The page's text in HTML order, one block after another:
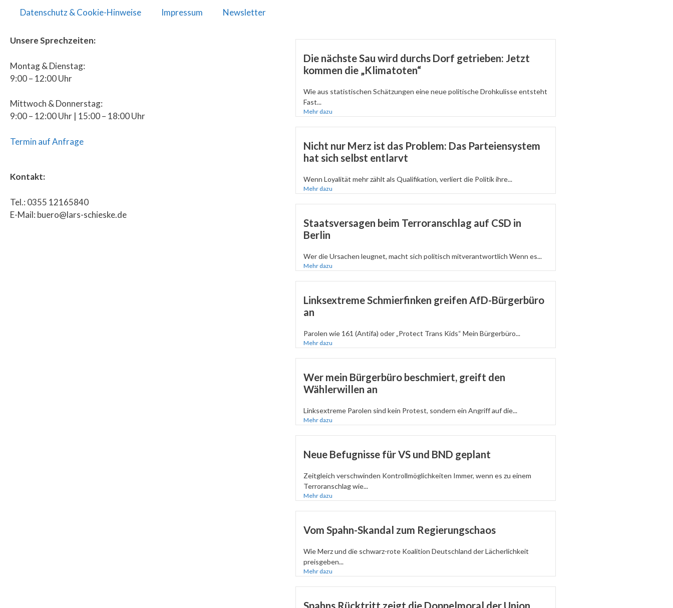
Datenschutz & Cookie-Hinweise Impressum Newsletter
Unsere Sprechzeiten:
Montag & Dienstag:
9:00 – 12:00 Uhr
Mittwoch & Donnerstag:
9:00 – 12:00 Uhr | 15:00 – 18:00 Uhr
Termin auf Anfrage
Kontakt:
Tel.: 0355 12165840
E-Mail: buero@lars-schieske.de
Die nächste Sau wird durchs Dorf getrieben: Jetzt
kommen die „Klimatoten“
Wie aus statistischen Schätzungen eine neue politische Drohkulisse entsteht
Fast...
Mehr dazu
Nicht nur Merz ist das Problem: Das Parteiensystem
hat sich selbst entlarvt
Wenn Loyalität mehr zählt als Qualifikation, verliert die Politik ihre...
Mehr dazu
Staatsversagen beim Terroranschlag auf CSD in
Berlin
Wer die Ursachen leugnet, macht sich politisch mitverantwortlich Wenn es...
Mehr dazu
Linksextreme Schmierfinken greifen AfD-Bürgerbüro
an
Parolen wie 161 (Antifa) oder „Protect Trans Kids“ Mein Bürgerbüro...
Mehr dazu
Wer mein Bürgerbüro beschmiert, greift den
Wählerwillen an
Linksextreme Parolen sind kein Protest, sondern ein Angriff auf die...
Mehr dazu
Neue Befugnisse für VS und BND geplant
Zeitgleich verschwinden Kontrollmöglichkeiten Immer, wenn es zu einem
Terroranschlag wie...
Mehr dazu
Vom Spahn-Skandal zum Regierungschaos
Wie Merz und die schwarz-rote Koalition Deutschland der Lächerlichkeit
preisgeben...
Mehr dazu
Spahns Rücktritt zeigt die Doppelmoral der Union